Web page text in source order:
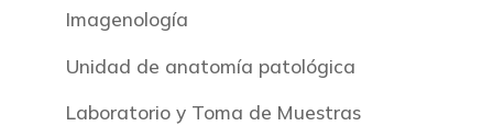
Imagenología
Unidad de anatomía patológica
Laboratorio y Toma de Muestras